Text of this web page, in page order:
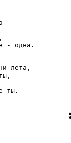
-
- одна.
лета,
ты.